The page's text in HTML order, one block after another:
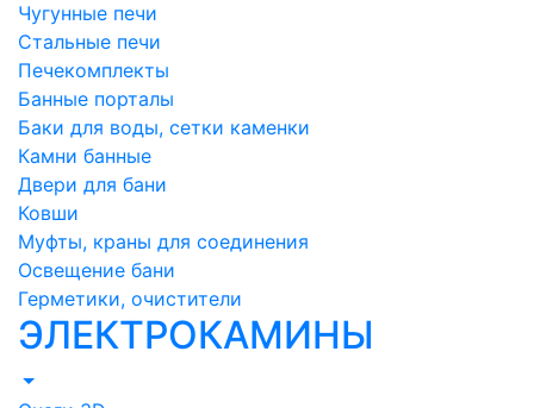
Чугунные печи
Стальные печи
Печекомплекты
Банные порталы
Баки для воды, сетки каменки
Камни банные
Двери для бани
Ковши
Муфты, краны для соединения
Освещение бани
Герметики, очистители
ЭЛЕКТРОКАМИНЫ